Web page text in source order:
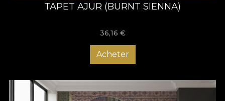
TAPET AJUR (BURNT SIENNA)
36,16 €
Acheter